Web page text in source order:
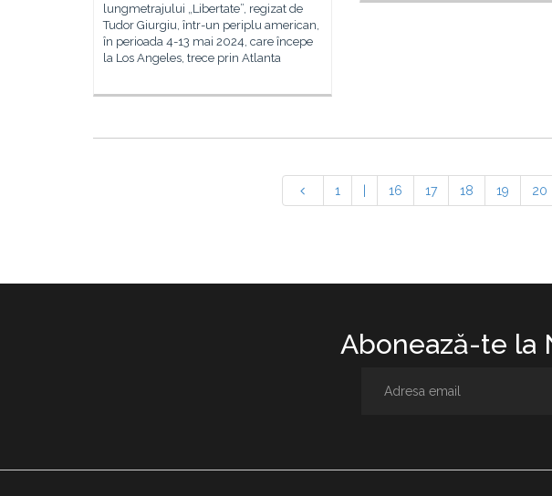
lungmetrajului „Libertate”, regizat de
Tudor Giurgiu, într-un periplu american,
în perioada 4-13 mai 2024, care începe
la Los Angeles, trece prin Atlanta
1 16 17 18 19 20
Abonează-te la